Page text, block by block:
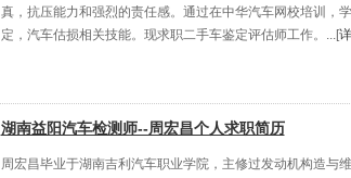
真，抗压能力和强烈的责任感。通过在中华汽车网校培训，
定，汽车估损相关技能。现求职二手车鉴定评估师工作。...[
湖南益阳汽车检测师--周宏昌个人求职简历
周宏昌毕业于湖南吉利汽车职业学院，主修过发动机构造与